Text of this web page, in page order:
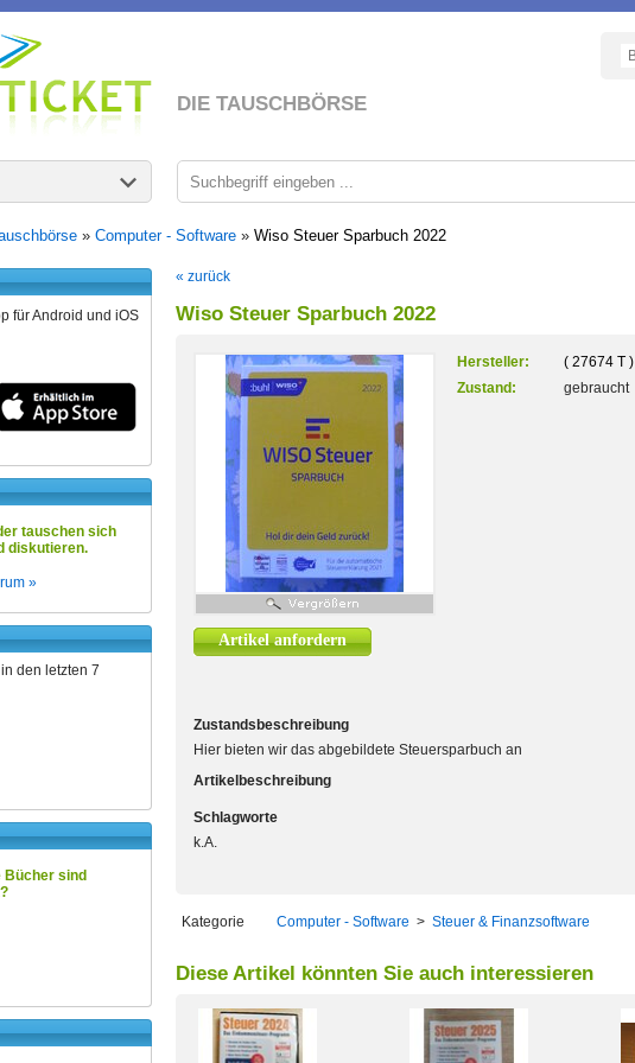
DIE TAUSCHBÖRSE
» Computer - Software » Wiso Steuer Sparbuch 2022
für Android und iOS
tauschen sich
diskutieren.
»
den letzten 7
Bücher sind
« zurück
Wiso Steuer Sparbuch 2022
Artikel anfordern
Hersteller:
( 27674 T )
Zustand:
gebraucht
Zustandsbeschreibung
Hier bieten wir das abgebildete Steuersparbuch an
Artikelbeschreibung
Schlagworte
k.A.
Kategorie Computer - Software > Steuer & Finanzsoftware
Diese Artikel könnten Sie auch interessieren